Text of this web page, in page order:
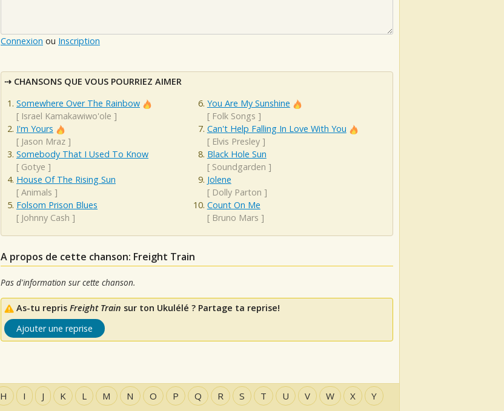
Connexion ou Inscription
CHANSONS QUE VOUS POURRIEZ AIMER
Somewhere Over The Rainbow
[ Israel Kamakawiwo'ole ]
I'm Yours
[ Jason Mraz ]
Somebody That I Used To Know
[ Gotye ]
House Of The Rising Sun
[ Animals ]
Folsom Prison Blues
[ Johnny Cash ]
You Are My Sunshine
[ Folk Songs ]
Can't Help Falling In Love With You
[ Elvis Presley]
Black Hole Sun
[ Soundgarden ]
Jolene
[ Dolly Parton ]
Count On Me
[ Bruno Mars ]
A propos de cette chanson: Freight Train
Pas d'information sur cette chanson.
As-tu repris Freight Train sur ton Ukulélé ? Partage ta reprise!
Ajouter une reprise
H I J K L M N O P Q R S T U V W X Y